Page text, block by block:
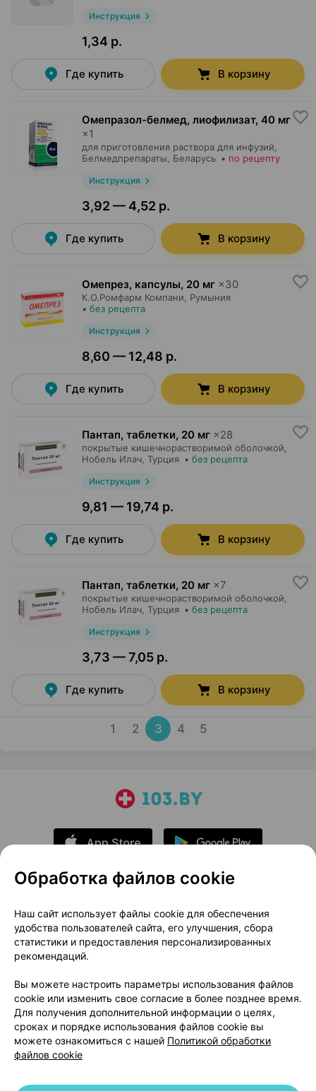
Инструкция
1,34 р.
Где купить В корзину
Омепразол-белмед, лиофилизат, 40 мг
×1
для приготовления раствора для инфузий,
Белмедпрепараты , Беларусь • по рецепту
Инструкция
3,92 — 4,52 р.
Где купить В корзину
Омепрез, капсулы, 20 мг ×30
К.О.Ромфарм Компани , Румыния
• без рецепта
Инструкция
8,60 — 12,48 р.
Где купить В корзину
Пантап, таблетки, 20 мг ×28
покрытые кишечнорастворимой оболочкой,
Нобель Илач , Турция • без рецепта
Инструкция
9,81 — 19,74 р.
Где купить В корзину
Пантап, таблетки, 20 мг ×7
покрытые кишечнорастворимой оболочкой,
Нобель Илач , Турция • без рецепта
Инструкция
3,73 — 7,05 р.
Где купить В корзину
1 2 3 4 5
О проекте
Новости проекта
Размещение рекламы
Медицинский маркетинг
Публичный договор
Доставка
Способы оплаты
Вакансии
Партнеры
Написать руководителю 103.by
Написать в поддержку
Персональные настройки Cookie
Обработка файлов cookie
Наш сайт использует файлы cookie для обеспечения
удобства пользователей сайта, его улучшения, сбора
статистики и предоставления персонализированных
рекомендаций.
Вы можете настроить параметры использования файлов
cookie или изменить свое согласие в более позднее время.
Для получения дополнительной информации о целях,
сроках и порядке использования файлов cookie вы
можете ознакомиться с нашей Политикой обработки
файлов cookie